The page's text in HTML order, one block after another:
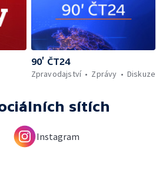
90’ ČT24
Zpravodajství
Zprávy Diskuze
sítích
Instagram